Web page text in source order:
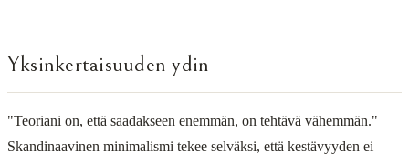
Yksinkertaisuuden ydin
"Teoriani on, että saadakseen enemmän, on tehtävä vähemmän."
Skandinaavinen minimalismi tekee selväksi, että kestävyyden ei